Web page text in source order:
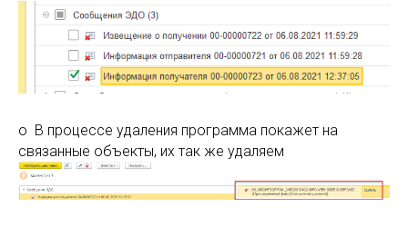
o В процессе удаления программа покажет на
связанные объекты, их так же удаляем